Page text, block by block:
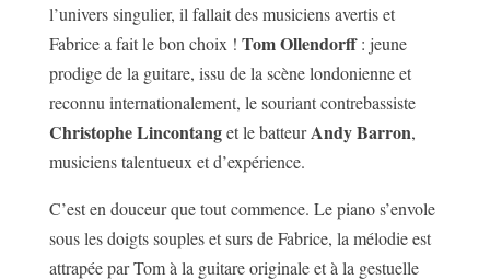
l’univers singulier, il fallait des musiciens avertis et
Fabrice a fait le bon choix ! Tom Ollendorff: jeune
prodige de la guitare, issu de la scène londonienne et
reconnu internationalement, le souriant contrebassiste
Christophe Lincontanget le batteurAndy Barron,
musiciens talentueux et d’expérience.
C’est en douceur que tout commence. Le piano s’envole
sous les doigts souples et surs de Fabrice, la mélodie est
attrapée par Tom à la guitare originale et à la gestuelle